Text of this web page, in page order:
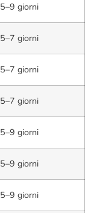
5–9 giorni
5–7 giorni
5–7 giorni
5–7 giorni
5–9 giorni
5–9 giorni
5–9 giorni